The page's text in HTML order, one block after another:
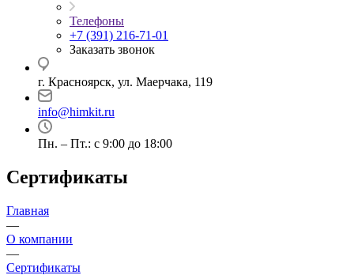
Телефоны
+7 (391) 216-71-01
Заказать звонок
г. Красноярск, ул. Маерчака, 119
info@himkit.ru
Пн. – Пт.: с 9:00 до 18:00
Сертификаты
Главная
—
О компании
—
Сертификаты